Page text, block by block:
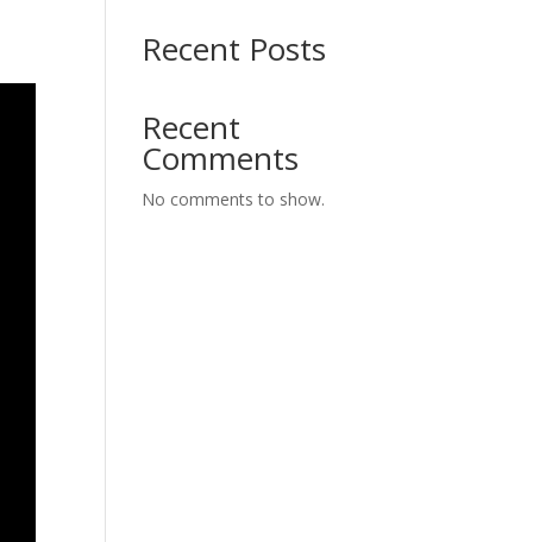
Recent Posts
Recent
Comments
No comments to show.